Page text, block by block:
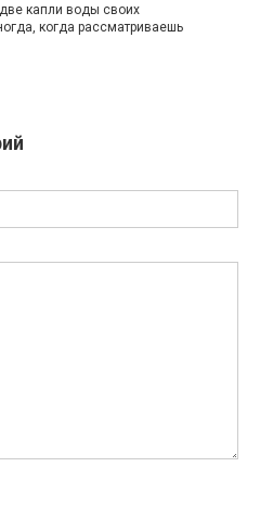
капли воды своих
когда рассматриваешь